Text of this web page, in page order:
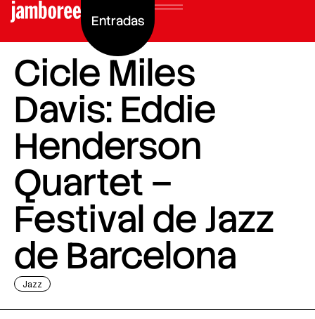
Entradas
Cicle Miles
Davis: Eddie
Henderson
Quartet –
Festival de Jazz
de Barcelona
Jazz